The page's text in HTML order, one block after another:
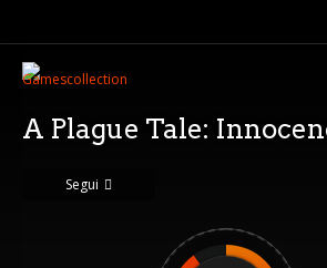
A Plague Tale:
Segui